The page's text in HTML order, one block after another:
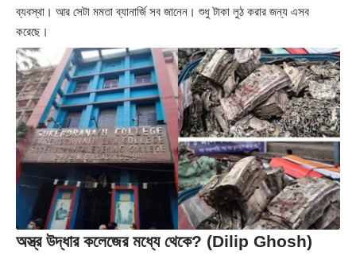
ব্যবস্থা। আর সেটা মমতা ব্যানার্জি সব জানেন। শুধু টাকা লুঠ করার জন্য এসব
করেছে।
অস্ত্র উদ্ধার কলেজের মধ্যে থেকে? (Dilip Ghosh)